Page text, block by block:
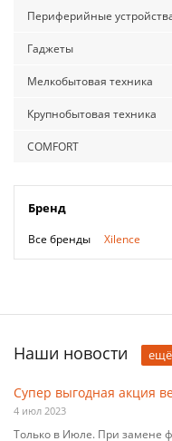
Периферийные
Гаджеты
Мелкобытовая техника
Крупнобытовая техника
COMFORT
Бренд
Все бренды Xilence
Наши новости ещё
Супер выгодная акция
4 июл 2023
Только в Июле. При замене